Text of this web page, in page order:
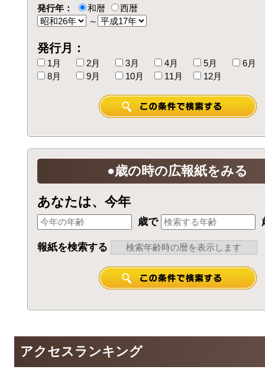
発行年： 和暦
西暦
～
発行月：
1月 2月 3月 4月 5月
6月
8月
9月 10月 11月 12月
●歳の時の広報紙をみる
あなたは、今年
歳で
報紙を検索する
アクセスランキング